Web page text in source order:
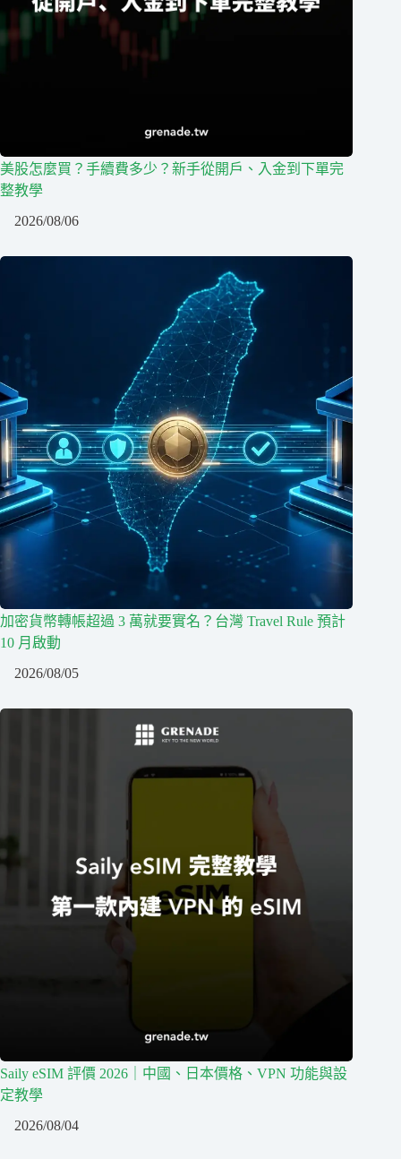
美股怎麼買？手續費多少？新手從開戶、入金到下單完
整教學
2026/08/06
加密貨幣轉帳超過 3 萬就要實名？台灣 Travel Rule 預計
10 月啟動
2026/08/05
Saily eSIM 評價 2026｜中國、日本價格、VPN 功能與設
定教學
2026/08/04